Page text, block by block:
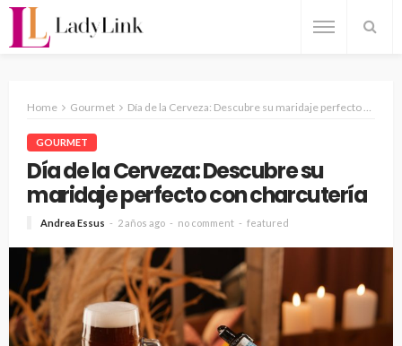
Home Gourmet Día de la Cerveza: Descubre su maridaje perfecto con charcutería
GOURMET
Día de la Cerveza: Descubre su
maridaje perfecto con charcutería
Andrea Essus 2 años ago no comment featured